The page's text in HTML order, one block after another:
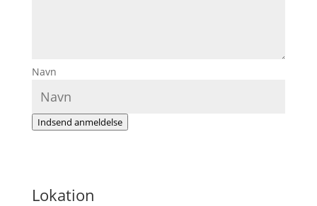
Navn
Indsend anmeldelse
Lokation